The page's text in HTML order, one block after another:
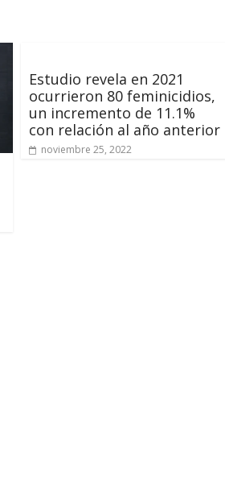
Estudio revela en 2021
ocurrieron 80 feminicidios,
un incremento de 11.1%
con relación al año anterior
noviembre 25, 2022